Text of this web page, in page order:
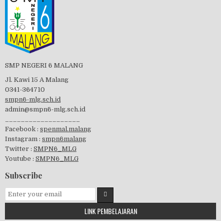
Tes Matrikulasi 2019
visitasi PPK 2019
GSF 2019
Pembagian Ijazah 2020
SMP NEGERI 6 MALANG
Jl. Kawi 15 A Malang
0341-364710
smpn6-mlg.sch.id
admin@smpn6-mlg.sch.id
Facebook : spenmal.malang
Instagram : smpn6malang
Twitter : SMPN6_MLG
Youtube : SMPN6_MLG
Subscribe
LINK PEMBELAJARAN